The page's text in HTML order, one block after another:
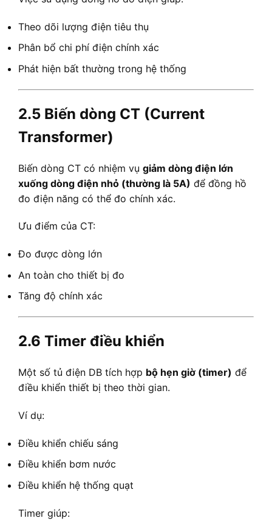
Theo dõi lượng điện tiêu thụ
Phân bổ chi phí điện chính xác
Phát hiện bất thường trong hệ thống
2.5 Biến dòng CT (Current
Transformer)
Biến dòng CT có nhiệm vụ giảm dòng điện lớn
xuống dòng điện nhỏ (thường là 5A) để đồng hồ
đo điện năng có thể đo chính xác.
Ưu điểm của CT:
Đo được dòng lớn
An toàn cho thiết bị đo
Tăng độ chính xác
2.6 Timer điều khiển
Một số tủ điện DB tích hợp bộ hẹn giờ (timer) để
điều khiển thiết bị theo thời gian.
Ví dụ:
Điều khiển chiếu sáng
Điều khiển bơm nước
Điều khiển hệ thống quạt
Timer giúp: